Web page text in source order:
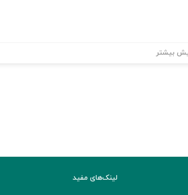
بیشتر
لینک‌های مفید